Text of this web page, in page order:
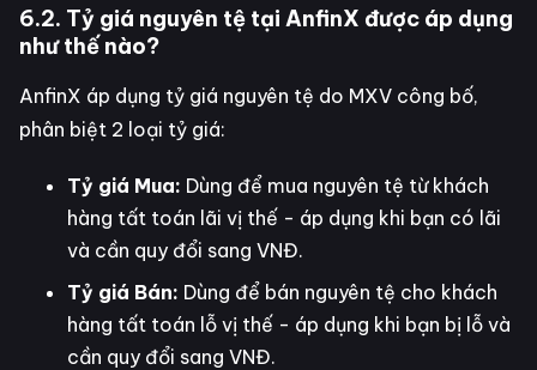
6.2. Tỷ giá nguyên tệ tại AnfinX được áp dụng
như thế nào?
AnfinX áp dụng tỷ giá nguyên tệ do MXV công bố,
phân biệt 2 loại tỷ giá:
Tỷ giá Mua: Dùng để mua nguyên tệ từ khách
hàng tất toán lãi vị thế - áp dụng khi bạn có lãi
và cần quy đổi sang VNĐ.
Tỷ giá Bán: Dùng để bán nguyên tệ cho khách
hàng tất toán lỗ vị thế - áp dụng khi bạn bị lỗ và
cần quy đổi sang VNĐ.